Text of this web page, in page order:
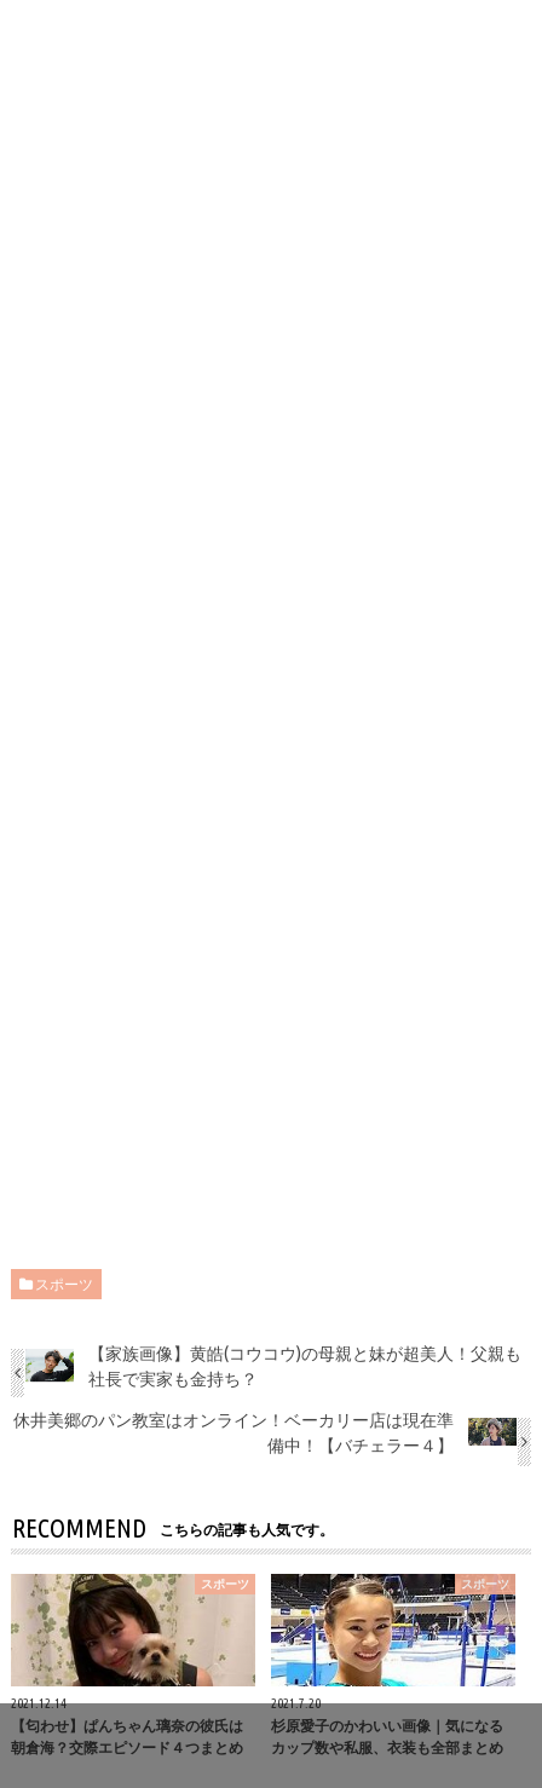
スポーツ
【家族画像】黄皓(コウコウ)の母親と妹が超美人！父親も
社長で実家も金持ち？
休井美郷のパン教室はオンライン！ベーカリー店は現在準
備中！【バチェラー４】
RECOMMEND こちらの記事も人気です。
スポーツ
2021.12.14
【匂わせ】ぱんちゃん璃奈の彼氏は
朝倉海？交際エピソード４つまとめ
スポーツ
2021.7.20
杉原愛子のかわいい画像｜気になる
カップ数や私服、衣装も全部まとめ